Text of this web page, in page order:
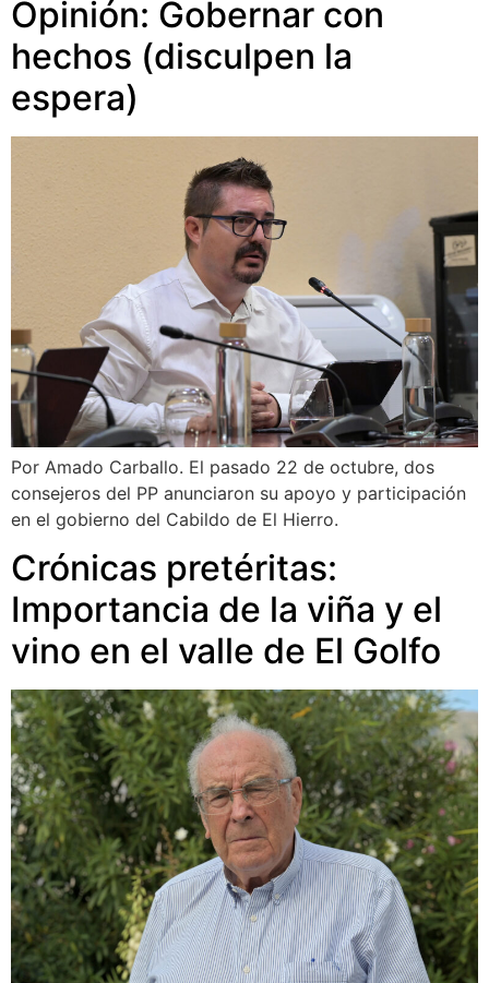
Opinión: Gobernar con
hechos (disculpen la
espera)
Por Amado Carballo. El pasado 22 de octubre, dos
consejeros del PP anunciaron su apoyo y participación
en el gobierno del Cabildo de El Hierro.
Crónicas pretéritas:
Importancia de la viña y el
vino en el valle de El Golfo